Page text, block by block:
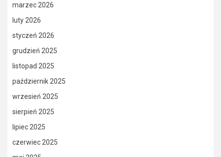
marzec 2026
luty 2026
styczeń 2026
grudzień 2025
listopad 2025
październik 2025
wrzesień 2025
sierpień 2025
lipiec 2025
czerwiec 2025